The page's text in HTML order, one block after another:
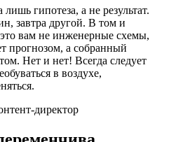
гипотеза, а не результат.
завтра другой. В том и
вам не инженерные схемы,
прогнозом, а собранный
Нет и нет! Всегда следует
в воздухе,
директор